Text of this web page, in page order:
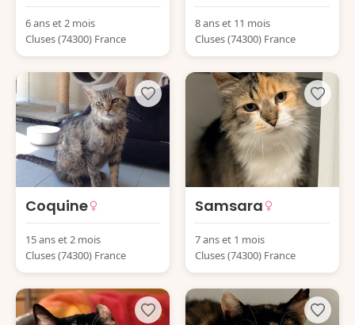
6 ans et 2 mois
Cluses (74300) France
8 ans et 11 mois
Cluses (74300) France
Coquine
15 ans et 2 mois
Cluses (74300) France
Samsara
7 ans et 1 mois
Cluses (74300) France